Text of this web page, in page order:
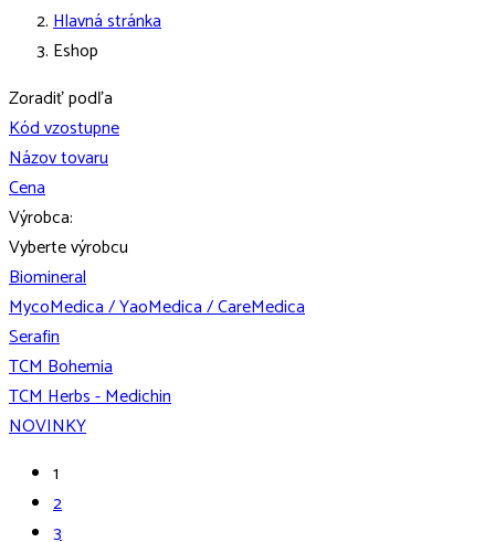
Hlavná stránka
Eshop
Zoradiť podľa
Kód vzostupne
Názov tovaru
Cena
Výrobca:
Vyberte výrobcu
Biomineral
MycoMedica / YaoMedica / CareMedica
Serafin
TCM Bohemia
TCM Herbs - Medichin
NOVINKY
1
2
3